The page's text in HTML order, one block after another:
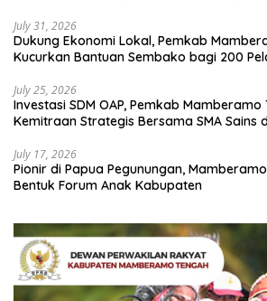
July 31, 2026
Dukung Ekonomi Lokal, Pemkab
Kucurkan Bantuan Sembako bagi 200
July 25, 2026
Investasi SDM OAP, Pemkab
Kemitraan Strategis Bersama SMA Sains
July 17, 2026
Pionir di Papua Pegunungan,
Bentuk Forum Anak Kabupaten